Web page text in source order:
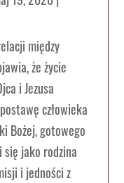
między
że życie
i Jezusa
człowieka
Bożej, gotowego
się jako rodzina
i jedności z